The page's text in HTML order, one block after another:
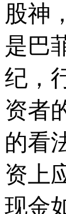
股神
是巴
纪，
资者
的看
资上
现金